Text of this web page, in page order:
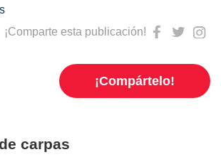
¡Comparte esta publicación!
¡Compártelo!
carpas